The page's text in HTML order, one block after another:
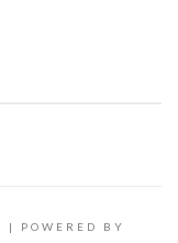
| POWERED BY